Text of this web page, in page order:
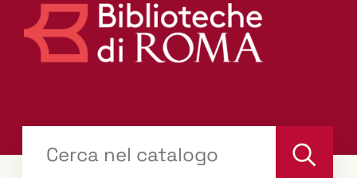
il tuo libro "Catalogo"
Cerca